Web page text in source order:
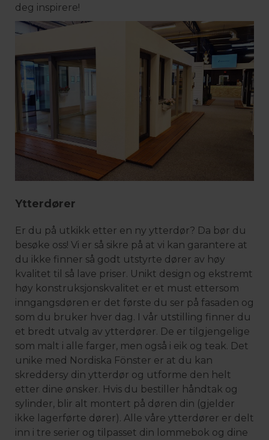
deg inspirere!
Ytterdører
Er du på utkikk etter en ny ytterdør? Da bør du
besøke oss! Vi er så sikre på at vi kan garantere at
du ikke finner så godt utstyrte dører av høy
kvalitet til så lave priser. Unikt design og ekstremt
høy konstruksjonskvalitet er et must ettersom
inngangsdøren er det første du ser på fasaden og
som du bruker hver dag. I vår utstilling finner du
et bredt utvalg av ytterdører. De er tilgjengelige
som malt i alle farger, men også i eik og teak. Det
unike med Nordiska Fönster er at du kan
skreddersy din ytterdør og utforme den helt
etter dine ønsker. Hvis du bestiller håndtak og
sylinder, blir alt montert på døren din (gjelder
ikke lagerførte dører). Alle våre ytterdører er delt
inn i tre serier og tilpasset din lommebok og dine